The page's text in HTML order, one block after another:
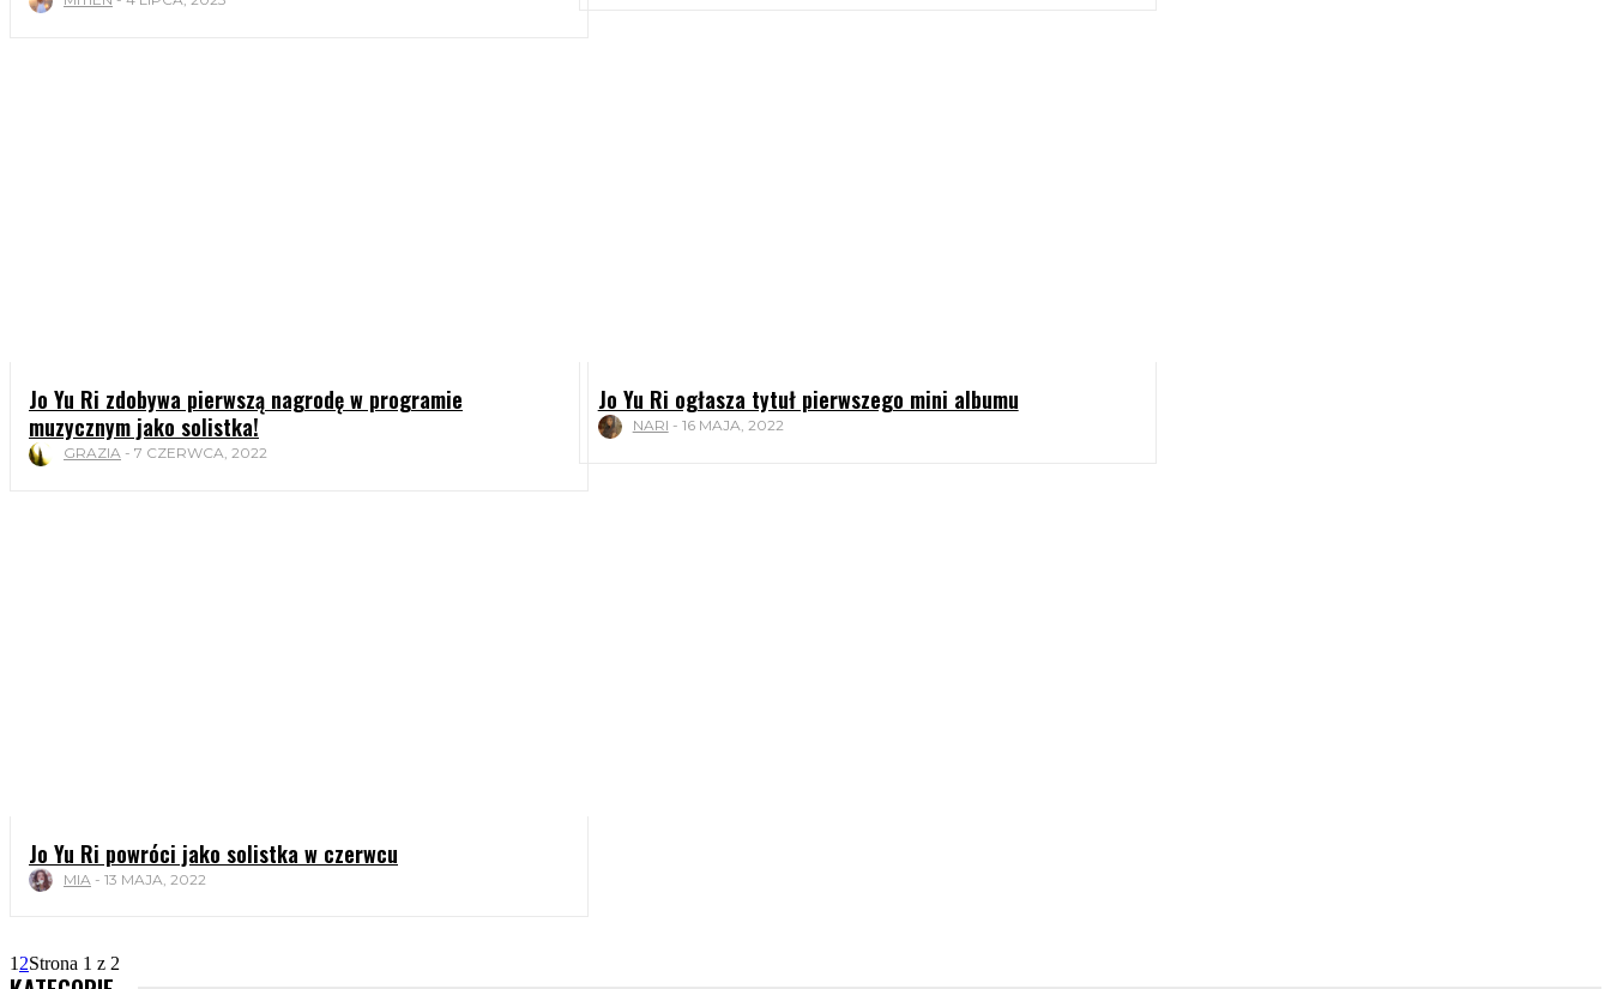
Jo Yu Ri zdobywa pierwszą nagrodę w programie
muzycznym jako solistka!
GRAZIA - 7 CZERWCA, 2022
Jo Yu Ri ogłasza tytuł pierwszego mini albumu
NARI - 16 MAJA, 2022
Jo Yu Ri powróci jako solistka w czerwcu
MIA - 13 MAJA, 2022
12Strona 1 z 2